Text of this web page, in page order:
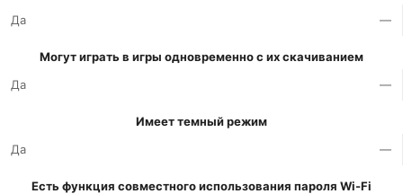
Да
—
Могут играть в игры одновременно с их скачиванием
Да
—
Имеет темный режим
Да
—
Есть функция совместного использования пароля Wi-Fi